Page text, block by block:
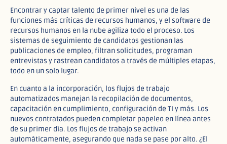
Encontrar y captar talento de primer nivel es una de las
funciones más críticas de recursos humanos, y el software de
recursos humanos en la nube agiliza todo el proceso. Los
sistemas de seguimiento de candidatos gestionan las
publicaciones de empleo, filtran solicitudes, programan
entrevistas y rastrean candidatos a través de múltiples etapas,
todo en un solo lugar.​
En cuanto a la incorporación, los flujos de trabajo
automatizados manejan la recopilación de documentos,
capacitación en cumplimiento, configuración de TI y más. Los
nuevos contratados pueden completar papeleo en línea antes
de su primer día. Los flujos de trabajo se activan
automáticamente, asegurando que nada se pase por alto. ¿El